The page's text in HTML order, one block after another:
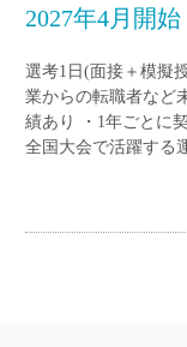
2027年4月開始
選考1日(面接＋模擬
業からの転職者など
績あり ・1年ごとに
全国大会で活躍する